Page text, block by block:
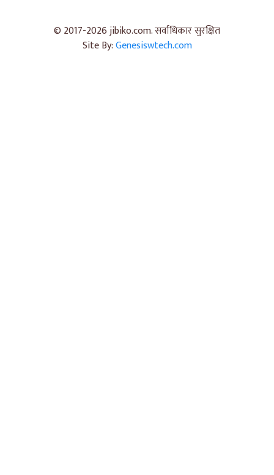
© 2017-2026 jibiko.com. सर्वाधिकार सुरक्षित
Site By:Genesiswtech.com